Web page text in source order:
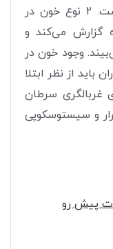
مهم است. 2 نوع خون در
گزارش می‌کند و
وجود خون در
باید از نظر ابتلا
غربالگری سرطان
و سیستوسکوپی
پیش رو